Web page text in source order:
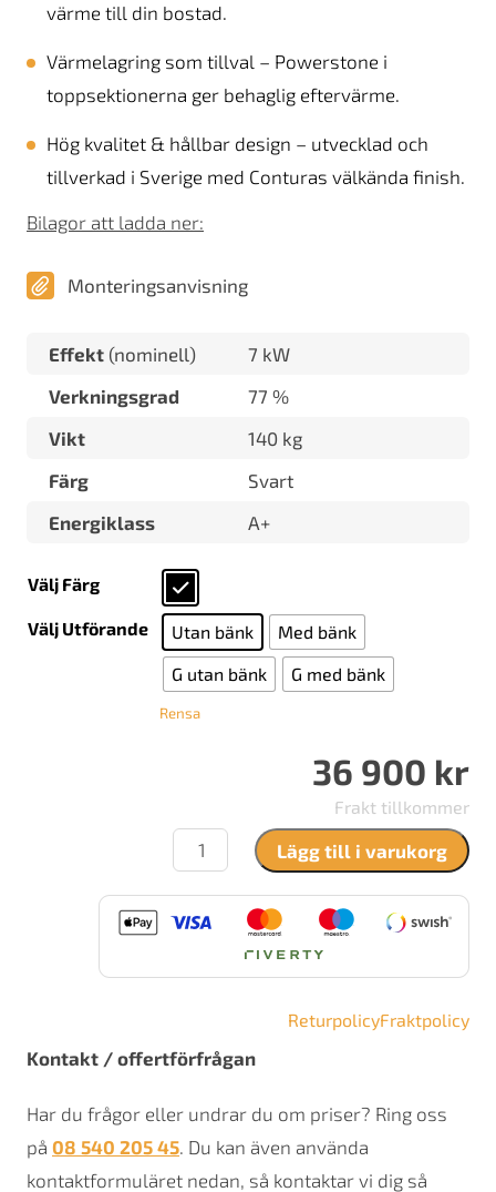
värme till din bostad.
Värmelagring som tillval – Powerstone i
toppsektionerna ger behaglig eftervärme.
Hög kvalitet & hållbar design – utvecklad och
tillverkad i Sverige med Conturas välkända finish.
Bilagor att ladda ner:
Monteringsanvisning
Effekt (nominell)
7 kW
Verkningsgrad
77 %
Vikt
140 kg
Färg
Svart
Energiklass
A+
Välj Färg
Välj Utförande Utan bänk
Med bänk
G utan bänk
G med bänk
Rensa
36 900 kr
Frakt tillkommer
Contura
B
mängd
Lägg till i varukorg
ReturpolicyFraktpolicy
Kontakt / offertförfrågan
Har du frågor eller undrar du om priser? Ring oss
på 08 540 205 45 . Du kan även använda
kontaktformuläret nedan, så kontaktar vi dig så